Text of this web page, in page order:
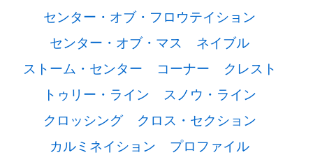
センター・オブ・フロウテイション
センター・オブ・マス
ネイブル
ストーム・センター
コーナー
クレスト
トゥリー・ライン
スノウ・ライン
クロッシング
クロス・セクション
カルミネイション
プロファイル